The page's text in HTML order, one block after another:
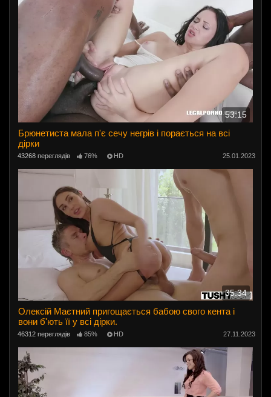
53:15
Брюнетиста мала п'є сечу негрів і порається на всі
дірки
43268 переглядів 76% HD 25.01.2023
35:34
Олексій Маєтний пригощається бабою свого кента і
вони б'ють її у всі дірки.
46312 переглядів 85% HD 27.11.2023